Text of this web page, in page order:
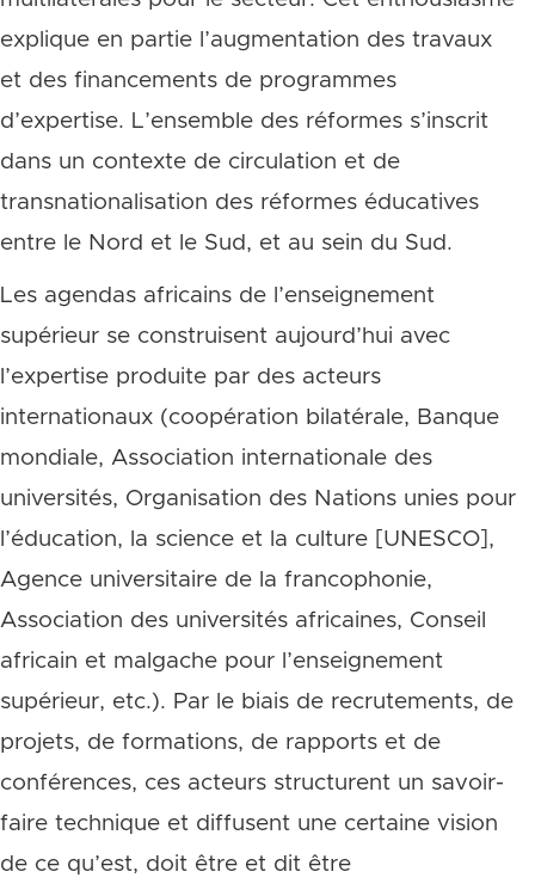
explique en partie l’augmentation des travaux
et des financements de programmes
d’expertise. L’ensemble des réformes s’inscrit
dans un contexte de circulation et de
transnationalisation des réformes éducatives
entre le Nord et le Sud, et au sein du Sud.
Les agendas africains de l’enseignement
supérieur se construisent aujourd’hui avec
l’expertise produite par des acteurs
internationaux (coopération bilatérale, Banque
mondiale, Association internationale des
universités, Organisation des Nations unies pour
l’éducation, la science et la culture [UNESCO],
Agence universitaire de la francophonie,
Association des universités africaines, Conseil
africain et malgache pour l’enseignement
supérieur, etc.). Par le biais de recrutements, de
projets, de formations, de rapports et de
conférences, ces acteurs structurent un savoir-
faire technique et diffusent une certaine vision
de ce qu’est, doit être et dit être